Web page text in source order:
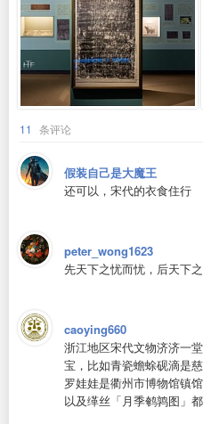
11 条评论
假装自己是大魔王
还可以，宋代的衣食住行
peter_wong1623
先天下之忧而忧，后天下
caoying660
浙江地区宋代文物济济一
宝，比如青瓷蟾蜍砚滴是
罗娃娃是衢州市博物馆镇
以及缂丝「月季鹌鹑图」